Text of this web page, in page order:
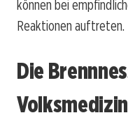
können bei
Reaktionen auftreten.
Die